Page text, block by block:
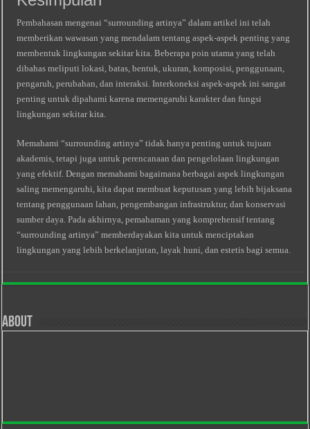
Pembahasan mengenai “surrounding artinya” dalam artikel ini telah
memberikan wawasan yang mendalam tentang aspek-aspek penting yang
membentuk lingkungan sekitar kita. Beberapa poin utama yang telah
dibahas meliputi lokasi, batas, bentuk, ukuran, komposisi, penggunaan,
pengaruh, perubahan, dan interaksi. Interkoneksi aspek-aspek ini sangat
penting untuk dipahami karena memengaruhi karakter dan fungsi
lingkungan sekitar kita.
Memahami “surrounding artinya” tidak hanya penting untuk tujuan
akademis, tetapi juga untuk perencanaan dan pengelolaan lingkungan
yang efektif. Dengan memahami bagaimana berbagai aspek lingkungan
saling memengaruhi, kita dapat membuat keputusan yang lebih bijaksana
tentang penggunaan lahan, pengembangan infrastruktur, dan konservasi
sumber daya. Pada akhirnya, pemahaman yang komprehensif tentang
“surrounding artinya” memberdayakan kita untuk menciptakan
lingkungan yang lebih berkelanjutan, layak huni, dan estetis bagi semua.
About